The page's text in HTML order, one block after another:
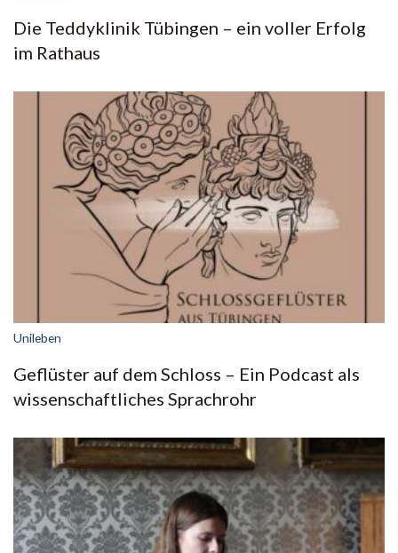
Die Teddyklinik Tübingen – ein voller Erfolg
im Rathaus
Unileben
Geflüster auf dem Schloss – Ein Podcast als
wissenschaftliches Sprachrohr